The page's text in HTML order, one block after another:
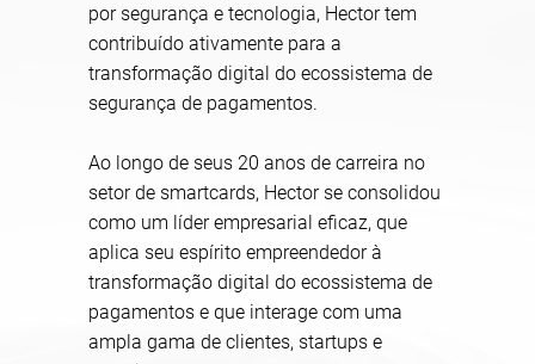
por segurança e tecnologia, Hector tem
contribuído ativamente para a
transformação digital do ecossistema de
segurança de pagamentos.
Ao longo de seus 20 anos de carreira no
setor de smartcards, Hector se consolidou
como um líder empresarial eficaz, que
aplica seu espírito empreendedor à
transformação digital do ecossistema de
pagamentos e que interage com uma
ampla gama de clientes, startups e